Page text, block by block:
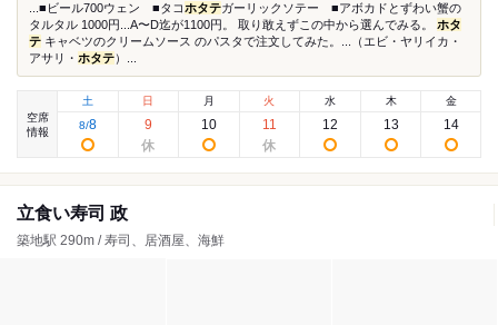
...■ビール700ウェン ■タコホタテガーリックソテー ■アボカドとずわい蟹の
タルタル 1000円...A〜D迄が1100円。 取り敢えずこの中から選んでみる。 ホタ
テ キャベツのクリームソース のパスタで注文してみた。...（エビ・ヤリイカ・
アサリ・ ホタテ）...
空席
情報
土
8/8
日
9
月
10
火
11
水
12
木
13
金
14
立食い寿司 政
築地駅 290m / 寿司、居酒屋、海鮮